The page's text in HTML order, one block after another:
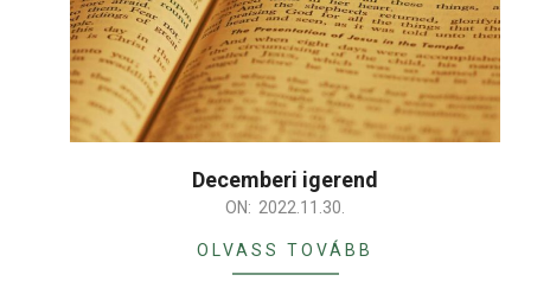
Decemberi igerend
ON: 2022.11.30.
OLVASS TOVÁBB